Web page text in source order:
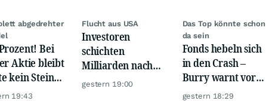
abgedrehter
Bei
Aktie bleibt
kein Stein
anderen!
19:43
Flucht aus USA
Investoren
schichten
Milliarden nach
Europa um
gestern 19:00
Das Top könnte schon
da sein
Fonds hebeln sich
in den Crash –
Burry warnt vor
einem Absturz wie
gestern 18:29